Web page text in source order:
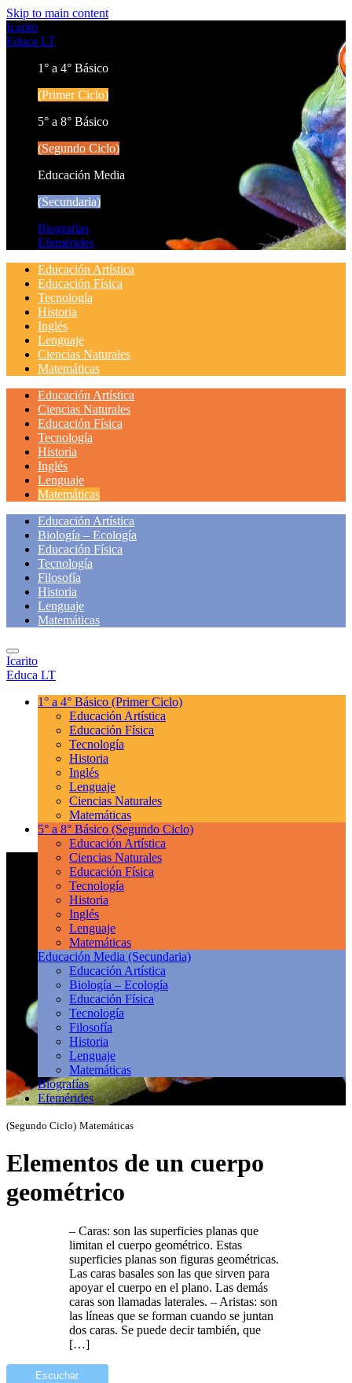
Skip to main content
Icarito
Educa LT
1° a 4° Básico
(Primer Ciclo)
5° a 8° Básico
(Segundo Ciclo)
Educación Media
(Secundaria)
Biografías
Efemérides
Educación Artística
Educación Física
Tecnología
Historia
Inglés
Lenguaje
Ciencias Naturales
Matemáticas
Educación Artística
Ciencias Naturales
Educación Física
Tecnología
Historia
Inglés
Lenguaje
Matemáticas
Educación Artística
Biología – Ecología
Educación Física
Tecnología
Filosofía
Historia
Lenguaje
Matemáticas
Icarito
Educa LT
1° a 4° Básico (Primer Ciclo)
Educación Artística
Educación Física
Tecnología
Historia
Inglés
Lenguaje
Ciencias Naturales
Matemáticas
5° a 8° Básico (Segundo Ciclo)
Educación Artística
Ciencias Naturales
Educación Física
Tecnología
Historia
Inglés
Lenguaje
Matemáticas
Educación Media (Secundaria)
Educación Artística
Biología – Ecología
Educación Física
Tecnología
Filosofía
Historia
Lenguaje
Matemáticas
Biografías
Efemérides
(Segundo Ciclo) Matemáticas
Elementos de un cuerpo
geométrico
– Caras: son las superficies planas que
limitan el cuerpo geométrico. Estas
superficies planas son figuras geométricas.
Las caras basales son las que sirven para
apoyar el cuerpo en el plano. Las demás
caras son llamadas laterales. – Aristas: son
las líneas que se forman cuando se juntan
dos caras. Se puede decir también, que
[…]
Escuchar